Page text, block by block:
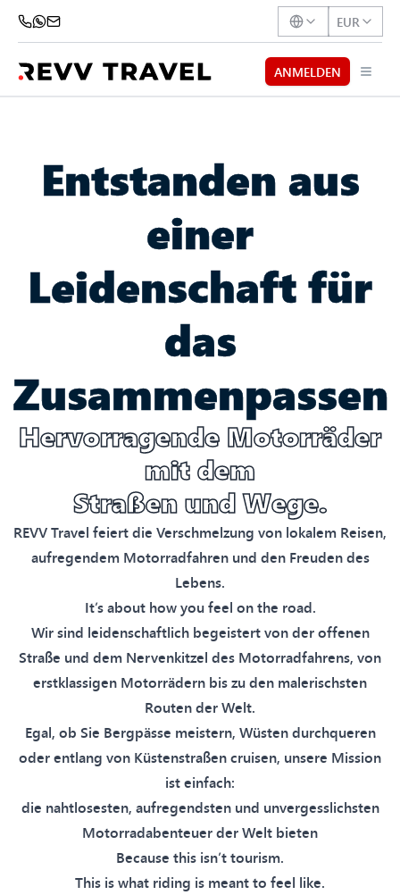
EUR
ANMELDEN
Entstanden aus
einer
Leidenschaft für
das
Zusammenpassen
Hervorragende Motorräder
mit dem
Straßen und Wege.
REVV Travel feiert die Verschmelzung von lokalem Reisen,
aufregendem Motorradfahren und den Freuden des
Lebens.
It’s about how you feel on the road.
Wir sind leidenschaftlich begeistert von der offenen
Straße und dem Nervenkitzel des Motorradfahrens, von
erstklassigen Motorrädern bis zu den malerischsten
Routen der Welt.
Egal, ob Sie Bergpässe meistern, Wüsten durchqueren
oder entlang von Küstenstraßen cruisen, unsere Mission
ist einfach:
die nahtlosesten, aufregendsten und unvergesslichsten
Motorradabenteuer der Welt bieten
Because this isn’t tourism.
This is what riding is meant to feel like.